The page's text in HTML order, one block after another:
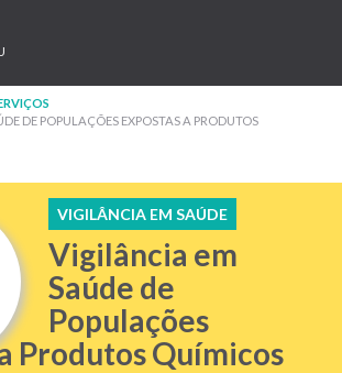
recolher
DE POPULAÇÕES EXPOSTAS A PRODUTOS
VIGILÂNCIA EM SAÚDE
Vigilância em
Saúde de
Populações
Produtos Químicos